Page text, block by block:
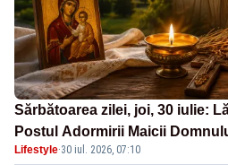
Sărbătoarea zilei, joi, 30 iulie:
Postul Adormirii Maicii
Lifestyle·30 iul. 2026, 07:10